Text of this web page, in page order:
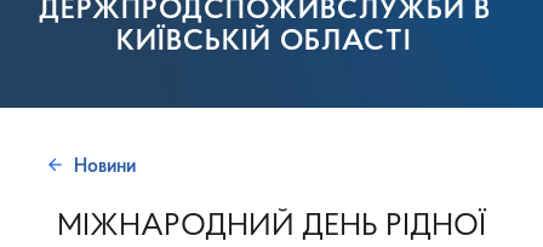
ДЕРЖПРОДСПОЖИВСЛУЖБИ В
КИЇВСЬКІЙ ОБЛАСТІ
Новини
МІЖНАРОДНИЙ ДЕНЬ РІДНОЇ